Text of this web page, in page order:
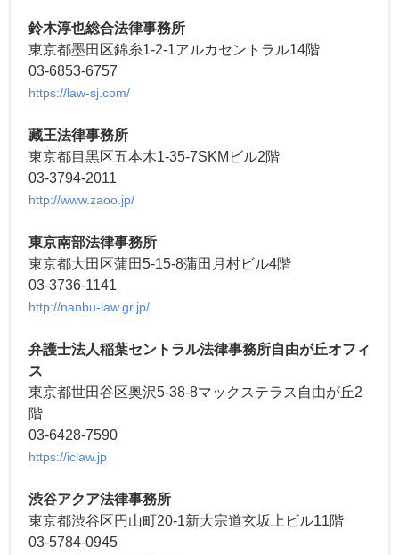
鈴木淳也総合法律事務所
東京都墨田区錦糸1-2-1アルカセントラル14階
03-6853-6757
https://law-sj.com/
藏王法律事務所
東京都目黒区五本木1-35-7SKMビル2階
03-3794-2011
http://www.zaoo.jp/
東京南部法律事務所
東京都大田区蒲田5-15-8蒲田月村ビル4階
03-3736-1141
http://nanbu-law.gr.jp/
弁護士法人稲葉セントラル法律事務所自由が丘オフィ
ス
東京都世田谷区奥沢5-38-8マックステラス自由が丘2
階
03-6428-7590
https://iclaw.jp
渋谷アクア法律事務所
東京都渋谷区円山町20-1新大宗道玄坂上ビル11階
03-5784-0945